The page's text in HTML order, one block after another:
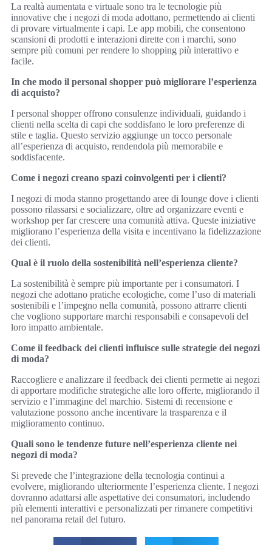
La realtà aumentata e virtuale sono tra le tecnologie più
innovative che i negozi di moda adottano, permettendo ai clienti
di provare virtualmente i capi. Le app mobili, che consentono
scansioni di prodotti e interazioni dirette con i marchi, sono
sempre più comuni per rendere lo shopping più interattivo e
facile.
In che modo il personal shopper può migliorare l’esperienza
di acquisto?
I personal shopper offrono consulenze individuali, guidando i
clienti nella scelta di capi che soddisfano le loro preferenze di
stile e taglia. Questo servizio aggiunge un tocco personale
all’esperienza di acquisto, rendendola più memorabile e
soddisfacente.
Come i negozi creano spazi coinvolgenti per i clienti?
I negozi di moda stanno progettando aree di lounge dove i clienti
possono rilassarsi e socializzare, oltre ad organizzare eventi e
workshop per far crescere una comunità attiva. Queste iniziative
migliorano l’esperienza della visita e incentivano la fidelizzazione
dei clienti.
Qual è il ruolo della sostenibilità nell’esperienza cliente?
La sostenibilità è sempre più importante per i consumatori. I
negozi che adottano pratiche ecologiche, come l’uso di materiali
sostenibili e l’impegno nella comunità, possono attrarre clienti
che vogliono supportare marchi responsabili e consapevoli del
loro impatto ambientale.
Come il feedback dei clienti influisce sulle strategie dei negozi
di moda?
Raccogliere e analizzare il feedback dei clienti permette ai negozi
di apportare modifiche strategiche alle loro offerte, migliorando il
servizio e l’immagine del marchio. Sistemi di recensione e
valutazione possono anche incentivare la trasparenza e il
miglioramento continuo.
Quali sono le tendenze future nell’esperienza cliente nei
negozi di moda?
Si prevede che l’integrazione della tecnologia continui a
evolvere, migliorando ulteriormente l’esperienza cliente. I negozi
dovranno adattarsi alle aspettative dei consumatori, includendo
più elementi interattivi e personalizzati per rimanere competitivi
nel panorama retail del futuro.